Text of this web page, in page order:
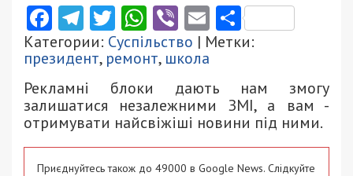
Facebook
Telegram
Twitter
WhatsApp
ViberEmail
Категории: Суспільство | Метки:
президент, ремонт, школа
Рекламні блоки дають нам змогу
залишатися незалежними ЗМІ, а вам -
отримувати найсвіжіші новини під ними.
Приєднуйтесь також до 49000 в Google News. Слідкуйте